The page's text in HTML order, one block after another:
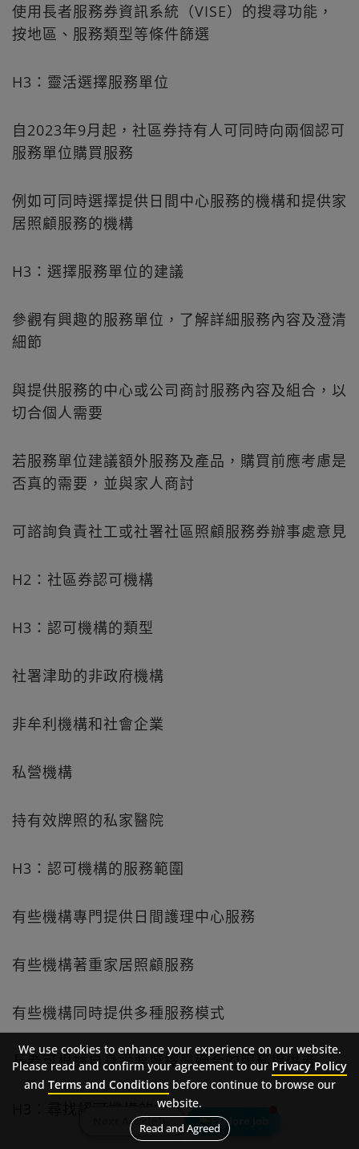
Next Article Explore Job
使用長者服務券資訊系統（VISE）的搜尋功能，
按地區、服務類型等條件篩選
H3：靈活選擇服務單位
自2023年9月起，社區券持有人可同時向兩個認可
服務單位購買服務
例如可同時選擇提供日間中心服務的機構和提供家
居照顧服務的機構
H3：選擇服務單位的建議
參觀有興趣的服務單位，了解詳細服務內容及澄清
細節
與提供服務的中心或公司商討服務內容及組合，以
切合個人需要
若服務單位建議額外服務及產品，購買前應考慮是
否真的需要，並與家人商討
可諮詢負責社工或社署社區照顧服務券辦事處意見
H2：社區券認可機構
H3：認可機構的類型
社署津助的非政府機構
非牟利機構和社會企業
私營機構
持有效牌照的私家醫院
H3：認可機構的服務範圍
有些機構專門提供日間護理中心服務
有些機構著重家居照顧服務
有些機構同時提供多種服務模式
長者可根據自身需要選擇最適合的服務提供者
H3：尋找認可機構的方法
We use cookies to enhance your experience on our website.
Please read and confirm your agreement to our Privacy Policy
and Terms and Conditionsbefore continue to browse our
website.
Read and Agreed